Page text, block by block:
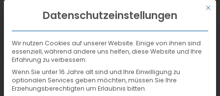
DEUTSCHMit
Datenschutzeinstellungen
Wir nutzen Cookies auf unserer Website. Einige von ihnen sind
essenziell, während andere uns helfen, diese Website und Ihre
Erfahrung zu verbessern.
Wenn Sie unter 16 Jahre alt sind und Ihre Einwilligung zu
optionalen Services geben möchten, müssen Sie Ihre
Erziehungsberechtigten um Erlaubnis bitten.